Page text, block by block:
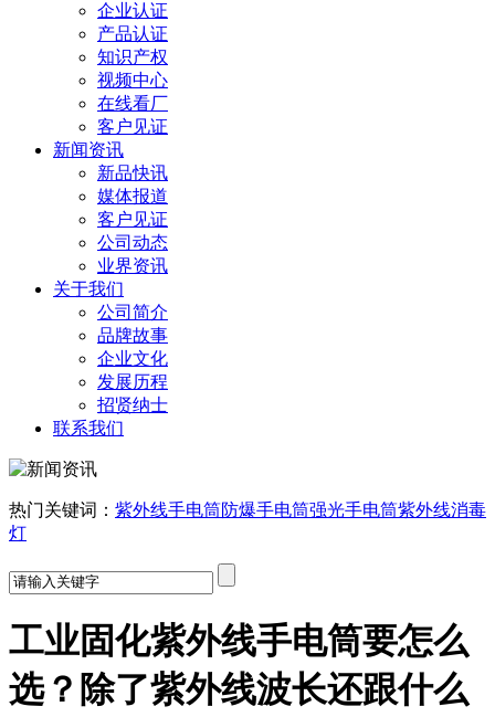
企业认证
产品认证
知识产权
视频中心
在线看厂
客户见证
新闻资讯
新品快讯
媒体报道
客户见证
公司动态
业界资讯
关于我们
公司简介
品牌故事
企业文化
发展历程
招贤纳士
联系我们
热门关键词： 紫外线手电筒防爆手电筒强光手电筒紫外线消毒
灯
工业固化紫外线手电筒要怎么
选？除了紫外线波长还跟什么